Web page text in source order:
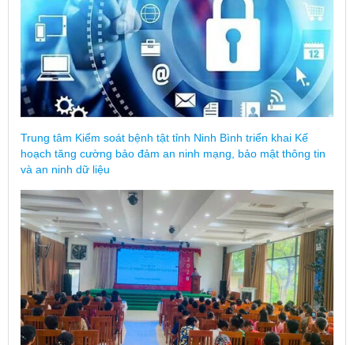
Trung tâm Kiểm soát bệnh tật tỉnh Ninh Bình triển khai Kế
hoạch tăng cường bảo đảm an ninh mạng, bảo mật thông tin
và an ninh dữ liệu